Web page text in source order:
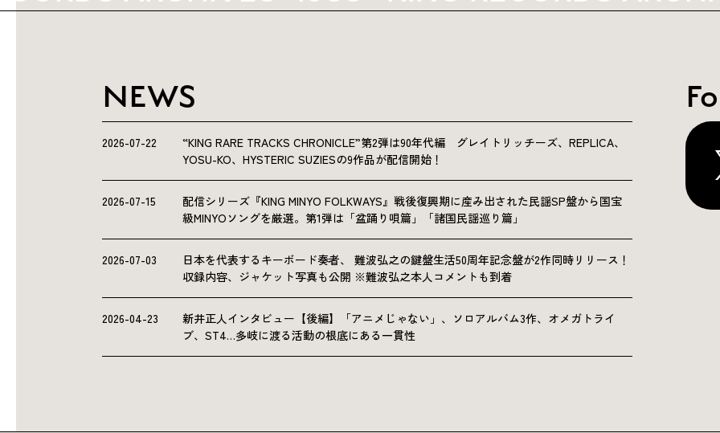
NEWS
2026-07-22
“KING RARE TRACKS CHRONICLE”第2弾は90年代編 グレイトリッチーズ、REPLICA、
YOSU-KO、HYSTERIC SUZIESの9作品が配信開始！
2026-07-15
配信シリーズ『KING MINYO FOLKWAYS』戦後復興期に産み出された民謡SP盤から国宝
級MINYOソングを厳選。第1弾は「盆踊り唄篇」「諸国民謡巡り篇」
2026-07-03
日本を代表するキーボード奏者、 難波弘之の鍵盤生活50周年記念盤が2作同時リリース！
収録内容、ジャケット写真も公開 ※難波弘之本人コメントも到着
2026-04-23
新井正人インタビュー【後編】「アニメじゃない」、ソロアルバム3作、オメガトライ
ブ、ST4…多岐に渡る活動の根底にある一貫性